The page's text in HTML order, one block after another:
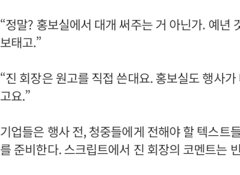
“정말? 홍보실에서 대개 써주는 거 아닌가. 예년
보태고.”
“진 회장은 원고를 직접 쓴대요. 홍보실도 행사
고요.”
기업들은 행사 전, 청중들에게 전해야 할 텍스트
를 준비한다. 스크립트에서 진 회장의 코멘트는